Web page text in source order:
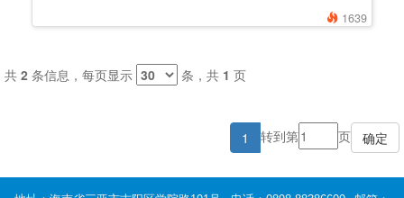
1639
共 2 条信息，每页显示 条，共 1 页
1 转到第 页